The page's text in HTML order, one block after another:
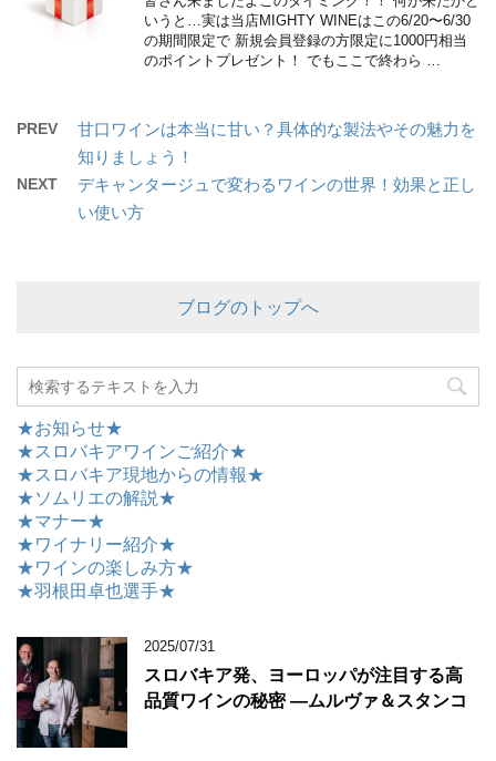
いうと…実は当店MIGHTY WINEはこの6/20〜6/30
の期間限定で 新規会員登録の方限定に1000円相当
のポイントプレゼント！ でもここで終わら …
PREV
甘口ワインは本当に甘い？具体的な製法やその魅力を
知りましょう！
NEXT
デキャンタージュで変わるワインの世界！効果と正し
い使い方
ブログのトップへ
★お知らせ★
★スロバキアワインご紹介★
★スロバキア現地からの情報★
★ソムリエの解説★
★マナー★
★ワイナリー紹介★
★ワインの楽しみ方★
★羽根田卓也選手★
2025/07/31
スロバキア発、ヨーロッパが注目する高
品質ワインの秘密 ―ムルヴァ＆スタンコ